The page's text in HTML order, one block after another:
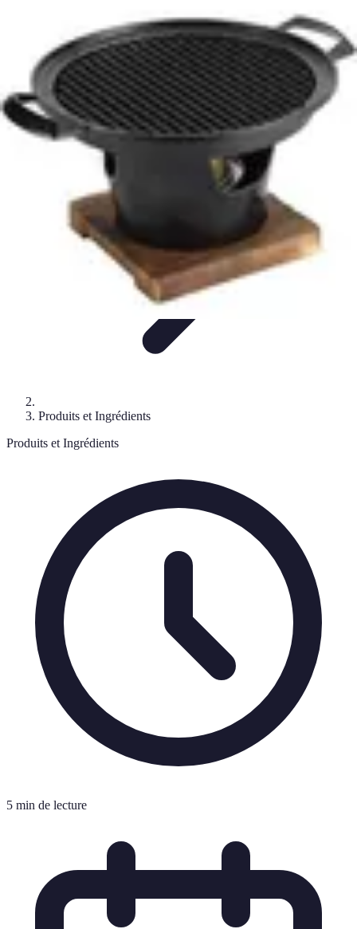
Conseils et AstucesIngrédientsRoutine de soinsBienfaits des
Tendances
Soins Coréens
Produits et Ingrédients
Produits et Ingrédients
5 min de lecture